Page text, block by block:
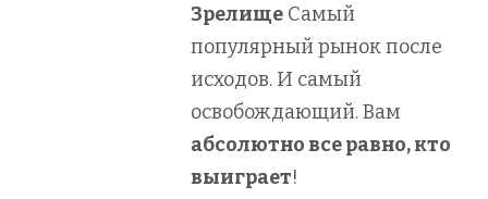
Зрелище Самый
популярный рынок после
исходов. И самый
освобождающий. Вам
абсолютно все равно, кто
выиграет!